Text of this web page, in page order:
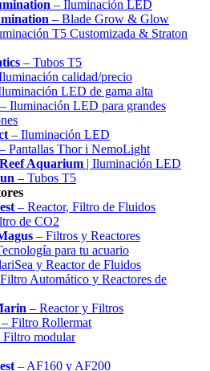
– Iluminación LED
– Blade Grow & Glow
T5 Customizada & Straton
– Tubos T5
calidad/precio
LED de gama alta
– Iluminación LED para grandes
– Iluminación LED
– Pantallas Thor i NemoLight
Aquarium | Iluminación LED
– Tubos T5
– Reactor, Filtro de Fluidos
de CO2
– Filtros y Reactores
para tu acuario
y Reactor de Fluidos
Automático y Reactores de
– Reactor y Filtros
– Filtro Rollermat
Filtro modular
– AF160 y AF200